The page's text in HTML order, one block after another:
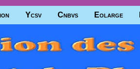
Ycsv Cnbvs Eolarge